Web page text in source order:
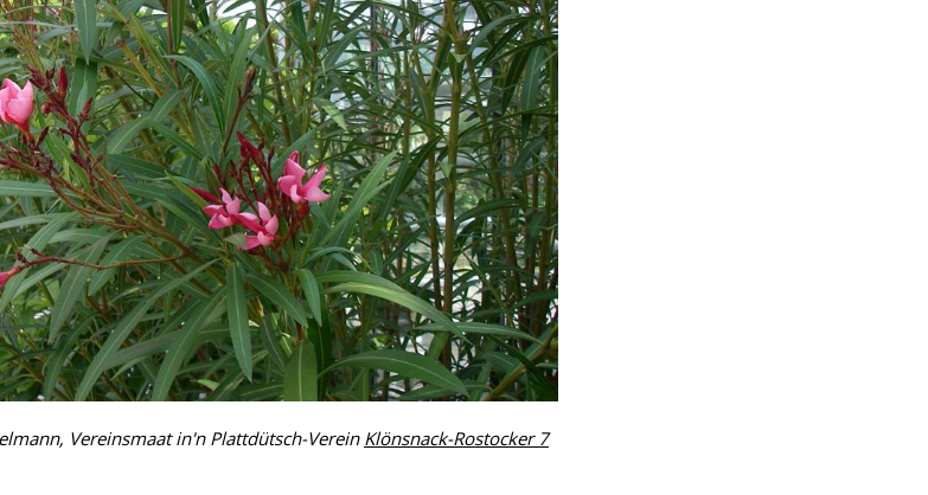
Vereinsmaat in'n Plattdütsch-VereinKlönsnack-Rostocker 7